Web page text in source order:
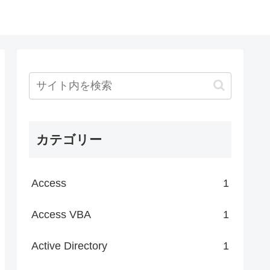
カテゴリー
Access 1
Access VBA 1
Active Directory 1